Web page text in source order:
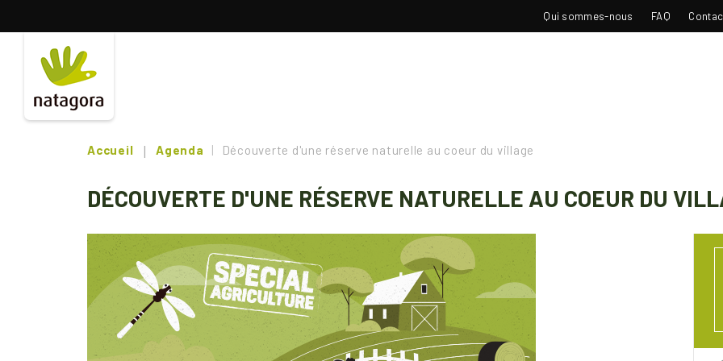
principal
TOP
NAVIGATION
Qui sommes-nous FAQ
Accueil Agenda Découverte d'une réserve naturelle au coeur du village
DÉCOUVERTE D'UNE RÉSERVE NATURELLE AU COEUR DU